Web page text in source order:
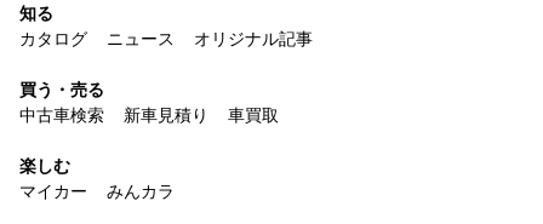
知る
カタログ
ニュース オリジナル記事
買う・売る
中古車検索
新車見積り 車買取
楽しむ
マイカー
みんカラ